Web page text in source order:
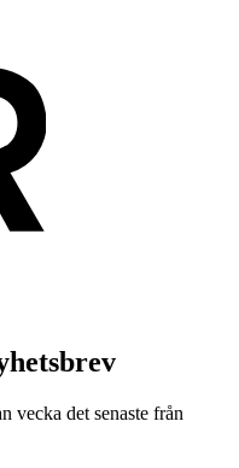
vecka det senaste från